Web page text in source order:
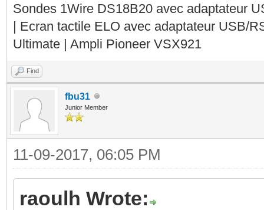
Sondes 1Wire DS18B20 avec adaptateur
| Ecran tactile ELO avec adaptateur USB/
Ultimate | Ampli Pioneer VSX921
Find
fbu31
Junior Member
11-09-2017, 06:05 PM
raoulh Wrote: